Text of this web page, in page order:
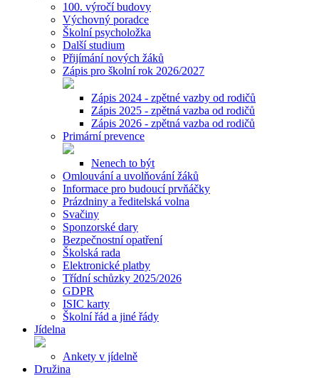
100. výročí budovy
Výchovný poradce
Školní psycholožka
Další studium
Přijímání nových žáků
Zápis pro školní rok 2026/2027
Zápis 2024 - zpětné vazby od rodičů
Zápis 2025 - zpětná vazba od rodičů
Zápis 2026 - zpětná vazba od rodičů
Primární prevence
Nenech to být
Omlouvání a uvolňování žáků
Informace pro budoucí prvňáčky
Prázdniny a ředitelská volna
Svačiny
Sponzorské dary
Bezpečnostní opatření
Školská rada
Elektronické platby
Třídní schůzky 2025/2026
GDPR
ISIC karty
Školní řád a jiné řády
Jídelna
Ankety v jídelně
Družina